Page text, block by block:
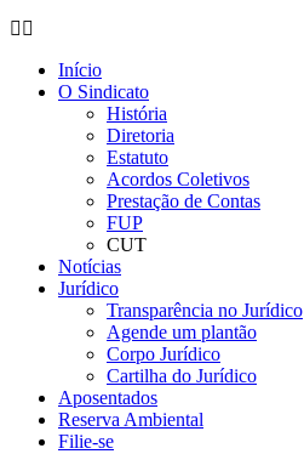
Início
O Sindicato
História
Diretoria
Estatuto
Acordos Coletivos
Prestação de Contas
FUP
CUT
Notícias
Jurídico
Transparência no Jurídico
Agende um plantão
Corpo Jurídico
Cartilha do Jurídico
Aposentados
Reserva Ambiental
Filie-se